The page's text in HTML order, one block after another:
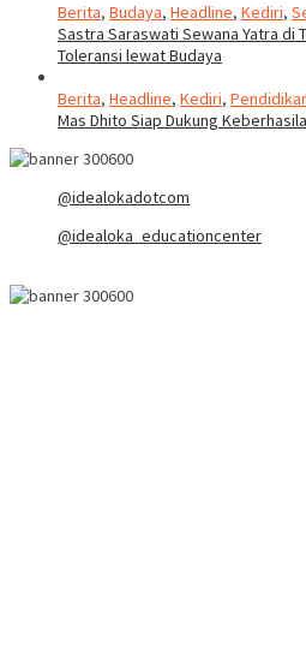
Berita, Budaya, Headline, Kediri,
Sastra Saraswati Sewana Yatra di
Toleransi lewat Budaya
Berita, Headline, Kediri,
Mas Dhito Siap Dukung
@idealokadotcom
@idealoka_educationcenter